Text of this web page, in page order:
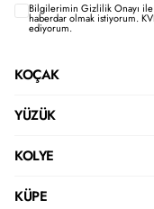
Bilgilerimin Gizlilik Onayı
haberdar olmak istiyorum.
ediyorum.
KOÇAK
YÜZÜK
KOLYE
KÜPE